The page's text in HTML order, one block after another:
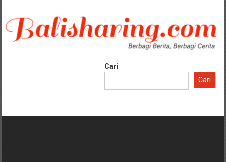
konten
Cari
Cari